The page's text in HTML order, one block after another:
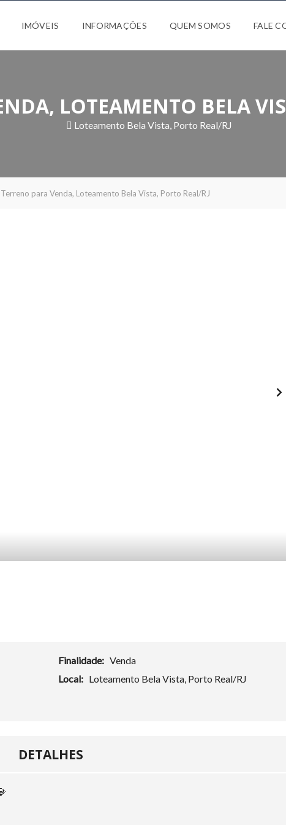
IMÓVEIS INFORMAÇÕES QUEM SOMOS FALE
LOTEAMENTO BELA
Loteamento Bela Vista, Porto Real/RJ
Terreno para Venda, Loteamento Bela Vista, Porto Real/RJ
Finalidade: Venda
Local: Loteamento Bela Vista, Porto Real/RJ
DETALHES